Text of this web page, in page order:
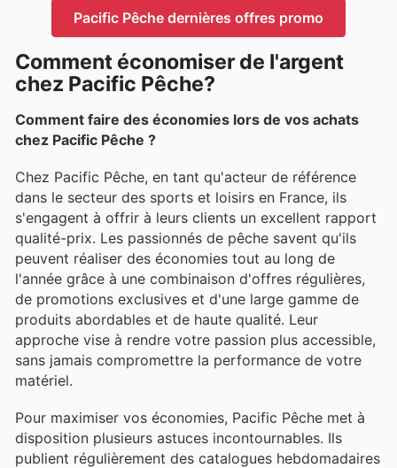
Pacific Pêche dernières offres promo
Comment économiser de l'argent
chez Pacific Pêche?
Comment faire des économies lors de vos achats
chez Pacific Pêche ?
Chez Pacific Pêche, en tant qu'acteur de référence
dans le secteur des sports et loisirs en France, ils
s'engagent à offrir à leurs clients un excellent rapport
qualité-prix. Les passionnés de pêche savent qu'ils
peuvent réaliser des économies tout au long de
l'année grâce à une combinaison d'offres régulières,
de promotions exclusives et d'une large gamme de
produits abordables et de haute qualité. Leur
approche vise à rendre votre passion plus accessible,
sans jamais compromettre la performance de votre
matériel.
Pour maximiser vos économies, Pacific Pêche met à
disposition plusieurs astuces incontournables. Ils
publient régulièrement des catalogues hebdomadaires